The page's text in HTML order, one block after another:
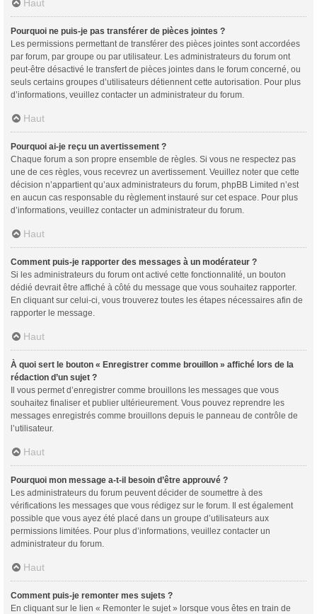
Haut
Pourquoi ne puis-je pas transférer de pièces jointes ?
Les permissions permettant de transférer des pièces jointes sont accordées
par forum, par groupe ou par utilisateur. Les administrateurs du forum ont
peut-être désactivé le transfert de pièces jointes dans le forum concerné, ou
seuls certains groupes d’utilisateurs détiennent cette autorisation. Pour plus
d’informations, veuillez contacter un administrateur du forum.
Haut
Pourquoi ai-je reçu un avertissement ?
Chaque forum a son propre ensemble de règles. Si vous ne respectez pas
une de ces règles, vous recevrez un avertissement. Veuillez noter que cette
décision n’appartient qu’aux administrateurs du forum, phpBB Limited n’est
en aucun cas responsable du règlement instauré sur cet espace. Pour plus
d’informations, veuillez contacter un administrateur du forum.
Haut
Comment puis-je rapporter des messages à un modérateur ?
Si les administrateurs du forum ont activé cette fonctionnalité, un bouton
dédié devrait être affiché à côté du message que vous souhaitez rapporter.
En cliquant sur celui-ci, vous trouverez toutes les étapes nécessaires afin de
rapporter le message.
Haut
À quoi sert le bouton « Enregistrer comme brouillon » affiché lors de la
rédaction d’un sujet ?
Il vous permet d’enregistrer comme brouillons les messages que vous
souhaitez finaliser et publier ultérieurement. Vous pouvez reprendre les
messages enregistrés comme brouillons depuis le panneau de contrôle de
l’utilisateur.
Haut
Pourquoi mon message a-t-il besoin d’être approuvé ?
Les administrateurs du forum peuvent décider de soumettre à des
vérifications les messages que vous rédigez sur le forum. Il est également
possible que vous ayez été placé dans un groupe d’utilisateurs aux
permissions limitées. Pour plus d’informations, veuillez contacter un
administrateur du forum.
Haut
Comment puis-je remonter mes sujets ?
En cliquant sur le lien « Remonter le sujet » lorsque vous êtes en train de